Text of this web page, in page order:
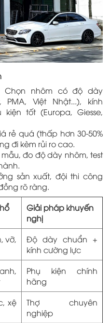
Chọn nhôm có độ dày
Việt Nhật...), kính
tốt (Europa, Giesse,
rẻ quá (thấp hơn 30-50%
đi kèm rủi ro cao.
mẫu, đo độ dày nhôm, test
sản xuất, đội thi công
rõ ràng.
Giải pháp khuyến
nghị
vỡ,
Độ dày chuẩn +
kính cường lực
Phụ kiện chính
hãng
xệ
Thợ chuyên
nghiệp